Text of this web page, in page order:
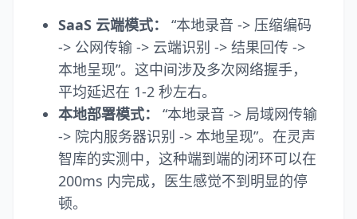
SaaS 云端模式：
“本地录音 -> 压缩编码
-> 公网传输 -> 云端识别 -> 结果回传 ->
本地呈现”。这中间涉及多次网络握手，
平均延迟在 1-2 秒左右。
本地部署模式：
“本地录音 -> 局域网传输
-> 院内服务器识别 -> 本地呈现”。在灵声
智库的实测中，这种端到端的闭环可以在
200ms 内完成，医生感觉不到明显的停
顿。